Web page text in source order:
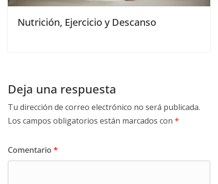
Nutrición, Ejercicio y Descanso
Deja una respuesta
Tu dirección de correo electrónico no será publicada.
Los campos obligatorios están marcados con *
Comentario *